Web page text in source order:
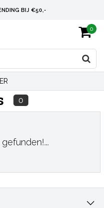
BIJ €50,-
BIJ € 75
AB € 75
0
0